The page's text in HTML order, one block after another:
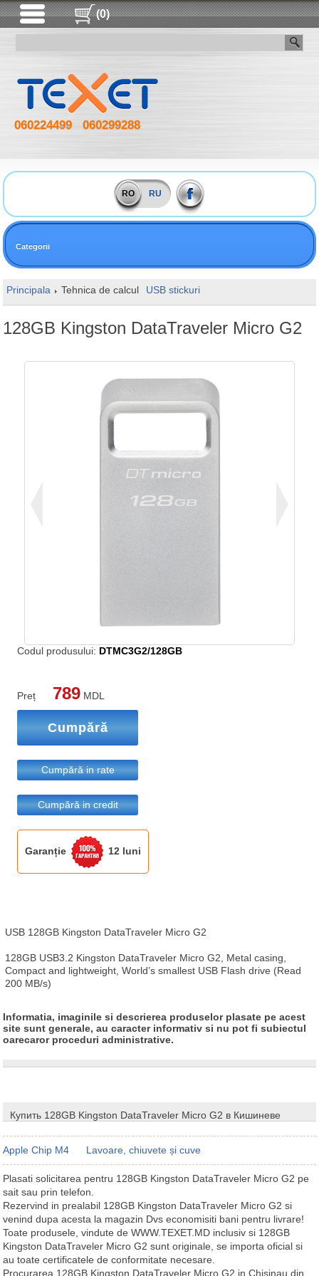
(0)
060224499 060299288
RO RU
Categorii
Principala Tehnica de calcul USB stickuri
128GB Kingston DataTraveler Micro G2
Codul produsului: DTMC3G2/128GB
Preț 789 MDL
Cumpără
Cumpără in rate
Cumpără in credit
Garanție 12 luni
USB 128GB Kingston DataTraveler Micro G2
128GB USB3.2 Kingston DataTraveler Micro G2, Metal casing,
Compact and lightweight, World’s smallest USB Flash drive (Read
200 MB/s)
Informatia, imaginile si descrierea produselor plasate pe acest
site sunt generale, au caracter informativ si nu pot fi subiectul
oarecaror proceduri administrative.
Купить 128GB Kingston DataTraveler Micro G2 в Кишиневе
Apple Chip M4 Lavoare, chiuvete și cuve
Plasati solicitarea pentru 128GB Kingston DataTraveler Micro G2 pe
sait sau prin telefon.
Rezervind in prealabil 128GB Kingston DataTraveler Micro G2 si
venind dupa acesta la magazin Dvs economisiti bani pentru livrare!
Toate produsele, vindute de WWW.TEXET.MD inclusiv si 128GB
Kingston DataTraveler Micro G2 sunt originale, se importa oficial si
au toate certificatele de conformitate necesare.
Procurarea 128GB Kingston DataTraveler Micro G2 in Chisinau din